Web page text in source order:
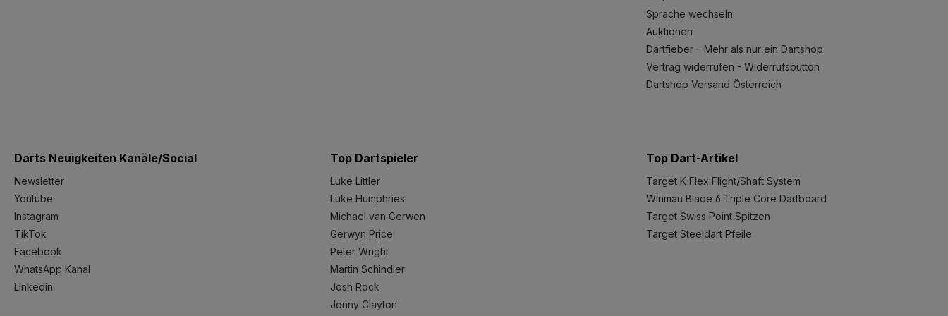
Sprache wechseln
Auktionen
Dartfieber – Mehr als nur ein Dartshop
Vertrag widerrufen - Widerrufsbutton
Dartshop Versand Österreich
Darts Neuigkeiten Kanäle/Social
Newsletter
Youtube
Instagram
TikTok
Facebook
WhatsApp Kanal
Linkedin
Top Dartspieler
Luke Littler
Luke Humphries
Michael van Gerwen
Gerwyn Price
Peter Wright
Martin Schindler
Josh Rock
Jonny Clayton
Top Dart-Artikel
Target K-Flex Flight/Shaft System
Winmau Blade 6 Triple Core Dartboard
Target Swiss Point Spitzen
Target Steeldart Pfeile